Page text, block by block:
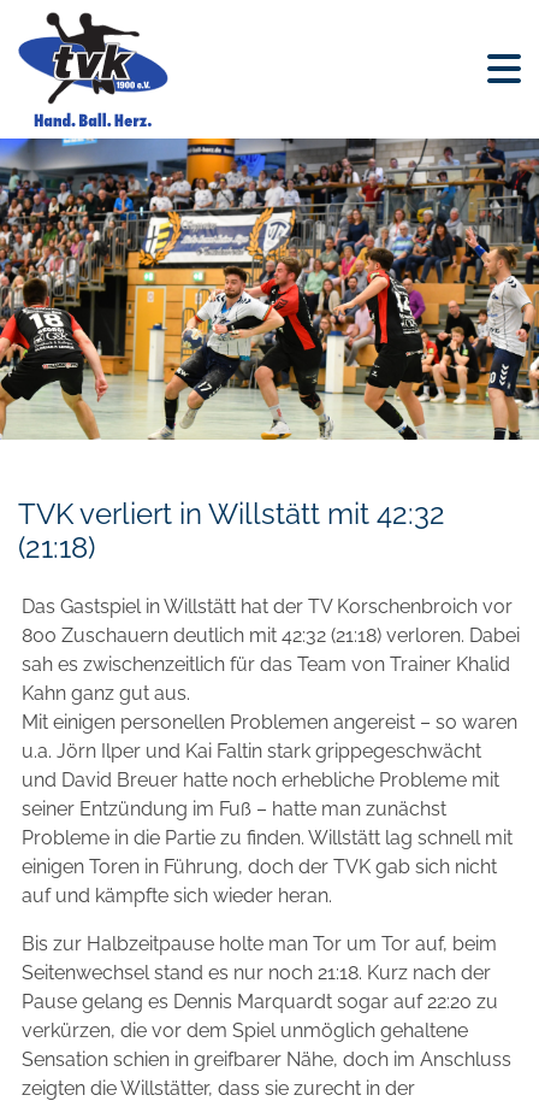
TVK verliert in Willstätt mit 42:32
(21:18)
Das Gastspiel in Willstätt hat der TV Korschenbroich vor
800 Zuschauern deutlich mit 42:32 (21:18) verloren. Dabei
sah es zwischenzeitlich für das Team von Trainer Khalid
Kahn ganz gut aus.
Mit einigen personellen Problemen angereist – so waren
u.a. Jörn Ilper und Kai Faltin stark grippegeschwächt
und David Breuer hatte noch erhebliche Probleme mit
seiner Entzündung im Fuß – hatte man zunächst
Probleme in die Partie zu finden. Willstätt lag schnell mit
einigen Toren in Führung, doch der TVK gab sich nicht
auf und kämpfte sich wieder heran.
Bis zur Halbzeitpause holte man Tor um Tor auf, beim
Seitenwechsel stand es nur noch 21:18. Kurz nach der
Pause gelang es Dennis Marquardt sogar auf 22:20 zu
verkürzen, die vor dem Spiel unmöglich gehaltene
Sensation schien in greifbarer Nähe, doch im Anschluss
zeigten die Willstätter, dass sie zurecht in der